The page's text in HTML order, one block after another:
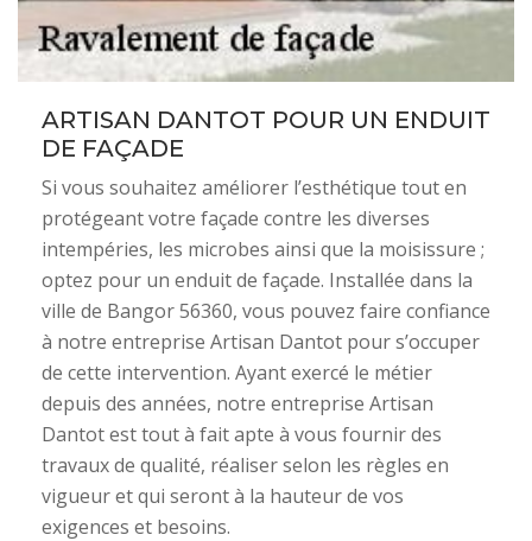
ARTISAN DANTOT POUR UN ENDUIT
DE FAÇADE
Si vous souhaitez améliorer l’esthétique tout en
protégeant votre façade contre les diverses
intempéries, les microbes ainsi que la moisissure ;
optez pour un enduit de façade. Installée dans la
ville de Bangor 56360, vous pouvez faire confiance
à notre entreprise Artisan Dantot pour s’occuper
de cette intervention. Ayant exercé le métier
depuis des années, notre entreprise Artisan
Dantot est tout à fait apte à vous fournir des
travaux de qualité, réaliser selon les règles en
vigueur et qui seront à la hauteur de vos
exigences et besoins.